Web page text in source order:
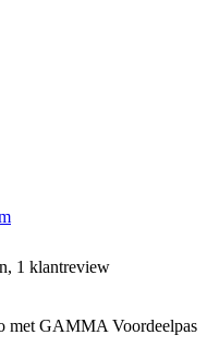
1 klantreview
met GAMMA Voordeelpas